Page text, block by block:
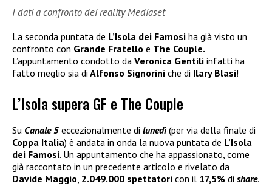
I dati a confronto dei reality Mediaset
La seconda puntata de L’Isola dei Famosi ha già visto un
confronto con Grande Fratello e The Couple.
L’appuntamento condotto da Veronica Gentili infatti ha
fatto meglio sia di Alfonso Signorini che di Ilary Blasi!
L’Isola supera GF e The Couple
Su Canale 5 eccezionalmente di lunedì(per via della finale di
Coppa Italia) è andata in onda la nuova puntata de L’Isola
dei Famosi. Un appuntamento che ha appassionato, come
già raccontato in un precedente articolo e rivelato da
Davide Maggio, 2.049.000 spettatori con il 17,5% di share.